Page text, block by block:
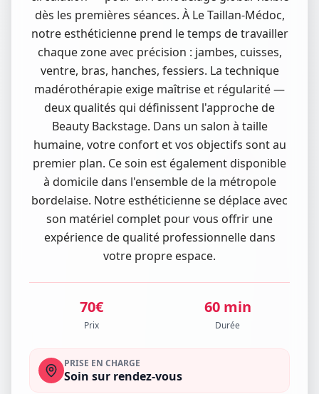
dès les premières séances. À Le Taillan-Médoc,
notre esthéticienne prend le temps de travailler
chaque zone avec précision : jambes, cuisses,
ventre, bras, hanches, fessiers. La technique
madérothérapie exige maîtrise et régularité —
deux qualités qui définissent l'approche de
Beauty Backstage. Dans un salon à taille
humaine, votre confort et vos objectifs sont au
premier plan. Ce soin est également disponible
à domicile dans l'ensemble de la métropole
bordelaise. Notre esthéticienne se déplace avec
son matériel complet pour vous offrir une
expérience de qualité professionnelle dans
votre propre espace.
70€
Prix
60min
Durée
PRISE EN CHARGE
Soin sur rendez-vous